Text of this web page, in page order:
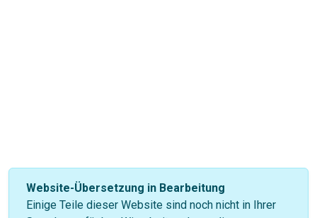
Website-Übersetzung in Bearbeitung
Einige Teile dieser Website sind noch nicht in Ihrer